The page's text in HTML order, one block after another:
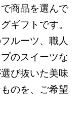
商品を選んで
ギフトです。
ルーツ、職人
のスイーツな
び抜いた美味
のを、ご希望